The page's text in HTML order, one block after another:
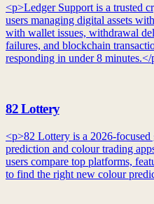
<p>Ledger Support is a trusted
users managing digital assets
with wallet issues, withdrawal
failures, and blockchain
responding in under 8 minutes.</
82 Lottery
<p>82 Lottery is a 2026-
prediction and colour trading
users compare top platforms,
to find the right new colour